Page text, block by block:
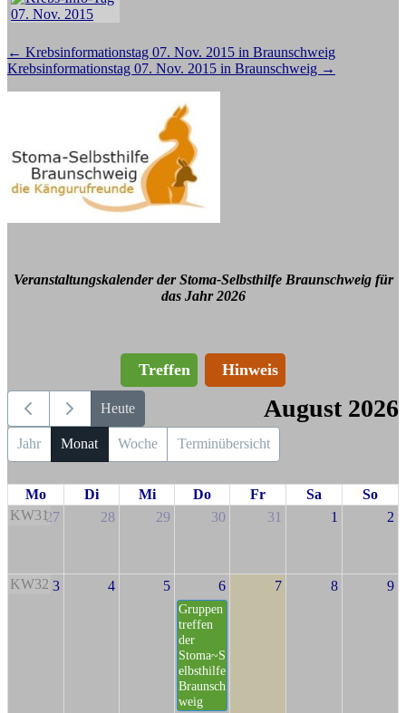
Beitragsnavigation
← Krebsinformationstag 07. Nov. 2015 in Braunschweig
Krebsinformationstag 07. Nov. 2015 in Braunschweig →
Veranstaltungskalender der Stoma-Selbsthilfe Braunschweig für
das Jahr 2026
Treffen Hinweis
Heute August 2026
Jahr Monat Woche Terminübersicht
Mo Di Mi Do Fr Sa
So
KW3127 28 29 30 31 1 2
KW32 3 4 5 6
Gruppen
treffen
der
Stoma~S
elbsthilfe
Braunsch
weig
7 8 9